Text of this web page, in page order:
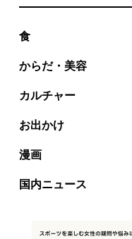
食
からだ・美容
カルチャー
お出かけ
漫画
国内ニュース